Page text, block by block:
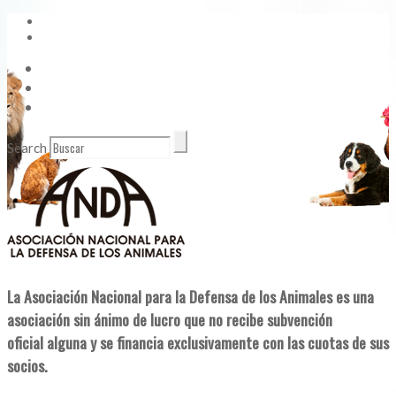
Search
La Asociación Nacional para la Defensa de los Animales es una
asociación sin ánimo de lucro que no recibe subvención
oficial alguna y se financia exclusivamente con las cuotas de sus
socios.